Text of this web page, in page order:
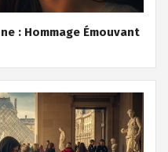
: Hommage Émouvant